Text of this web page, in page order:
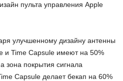
пульта управления Apple
улучшенному дизайну антенны
и Time Capsule имеют на 50%
зона покрытия сигнала
Capsule делает бекап на 60%